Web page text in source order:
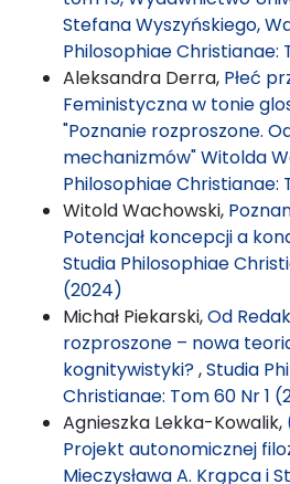
Stefana Wyszyńskiego,
Philosophiae Christianae:
Aleksandra Derra, Płeć
Feministyczna w tonie
"Poznanie rozproszone.
mechanizmów" Witolda
Philosophiae Christianae:
Witold Wachowski,
Potencjał koncepcji a
Studia Philosophiae
(2024)
Michał Piekarski,Od
rozproszone – nowa
kognitywistyki?,Studia
Christianae: Tom 60 Nr 1
Agnieszka Lekka-Kowalik,
Projekt autonomicznej
Mieczysława A. Krąpca i